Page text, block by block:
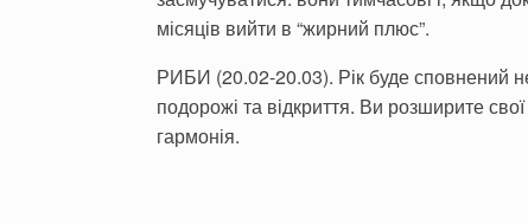
місяців вийти в “жирний плюс”.
РИБИ (20.02-20.03). Рік буде сповнений
подорожі та відкриття. Ви розширите
гармонія.